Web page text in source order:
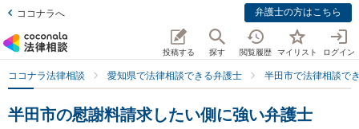
ココナラへ 弁護士の方はこちら
投稿する 探す 閲覧履歴 マイリスト ログイン
ココナラ法律相談 愛知県で法律相談できる弁護士 半田市で法律相談で
半田市の慰謝料請求したい側に強い弁護士